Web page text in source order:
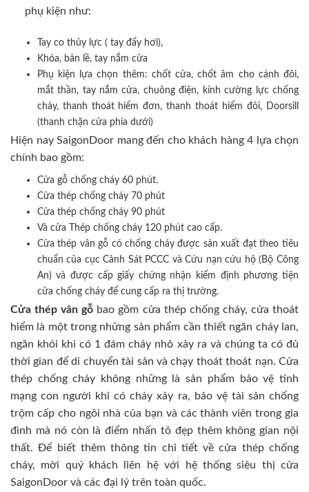
phụ kiện như:
Tay co thủy lực ( tay đẩy hơi),
Khóa, bản lề, tay nắm cửa
Phụ kiện lựa chọn thêm: chốt cửa, chốt âm cho cánh đôi,
mắt thần, tay nắm cửa, chuông điện, kính cường lực chống
cháy, thanh thoát hiểm đơn, thanh thoát hiểm đôi, Doorsill
(thanh chặn cửa phía dưới)
Hiện nay SaigonDoor mang đến cho khách hàng 4 lựa chọn
chính bao gồm:
Cửa gỗ chống cháy 60 phút.
Cửa thép chống cháy 70 phút
Cửa thép chống cháy 90 phút
Và cửa Thép chống cháy 120 phút cao cấp.
Cửa thép vân gỗ có chống cháy được sản xuất đạt theo tiêu
chuẩn của cục Cảnh Sát PCCC và Cứu nạn cứu hộ (Bộ Công
An) và được cấp giấy chứng nhận kiểm định phương tiện
cửa chống cháy để cung cấp ra thị trường.
Cửa thép vân gỗ bao gồm cửa thép chống cháy, cửa thoát
hiểm là một trong những sản phẩm cần thiết ngăn cháy lan,
ngăn khói khi có 1 đám cháy nhỏ xảy ra và chúng ta có đủ
thời gian để di chuyển tài sản và chạy thoát thoát nạn. Cửa
thép chống cháy không những là sản phẩm bảo vệ tính
mạng con người khi có cháy xảy ra, bảo vệ tài sản chống
trộm cấp cho ngôi nhà của bạn và các thành viên trong gia
đình mà nó còn là điểm nhấn tô đẹp thêm không gian nội
thất. Để biết thêm thông tin chi tiết về cửa thép chống
cháy, mời quý khách liên hệ với hệ thống siêu thị cửa
SaigonDoor và các đại lý trên toàn quốc.